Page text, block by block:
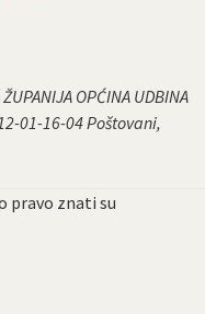
OPĆINA UDBINA
01-16-04 Poštovani,
pravo znati su